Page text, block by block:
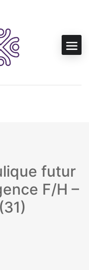
futur
F/H –